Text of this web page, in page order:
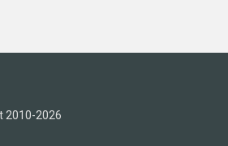
2010-2026